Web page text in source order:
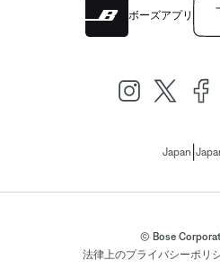
ボーズアプリ
Japan
© Bose
法律上のプライバシーポリ